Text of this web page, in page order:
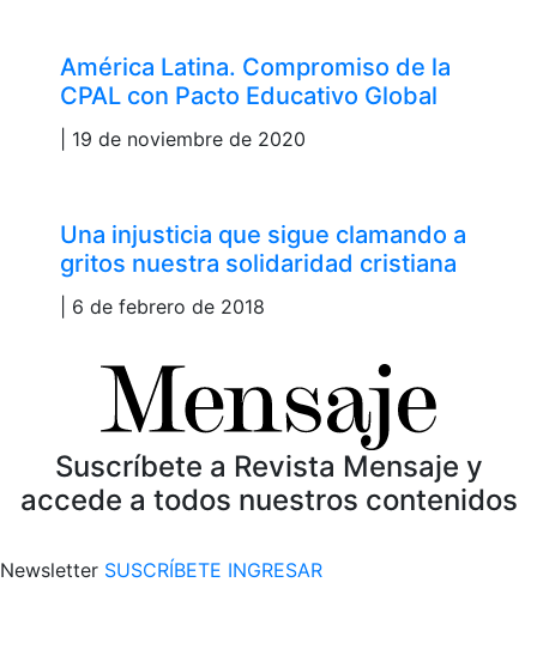
América Latina. Compromiso de la
CPAL con Pacto Educativo Global
| 19 de noviembre de 2020
Una injusticia que sigue clamando a
gritos nuestra solidaridad cristiana
| 6 de febrero de 2018
Suscríbete a Revista Mensaje y
accede a todos nuestros contenidos
Newsletter SUSCRÍBETE INGRESAR